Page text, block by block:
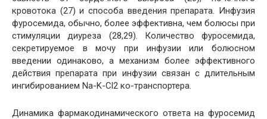
кровотока (27) и способа введения препарата. Инфузия
фуросемида, обычно, более эффективна, чем болюсы при
стимуляции диуреза (28,29). Количество фуросемида,
секретируемое в мочу при инфузии или болюсном
введении одинаково, а механизм более эффективного
действия препарата при инфузии связан с длительным
ингибированием Na-K-Cl2 ко-транспортера.
Динамика фармакодинамического ответа на фуросемид